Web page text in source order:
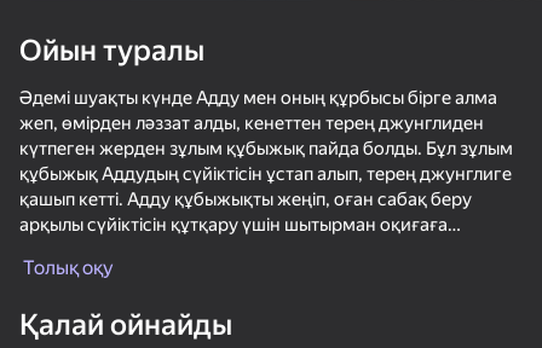
Fat OR Thin
Ойын туралы
Әдемі шуақты күнде Адду мен оның құрбысы бірге алма
жеп, өмірден ләззат алды, кенеттен терең джунглиден
күтпеген жерден зұлым құбыжық пайда болды. Бұл зұлым
құбыжық Аддудың сүйіктісін ұстап алып, терең джунглиге
қашып кетті. Адду құбыжықты жеңіп, оған сабақ беру
арқылы сүйіктісін құтқару үшін шытырман оқиғаға
+ Классикалық геймплей
Толық оқу
Қалай ойнайды